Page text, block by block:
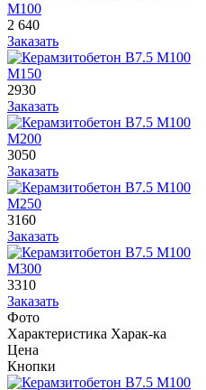
М100
2 640
Заказать
М150
2930
Заказать
М200
3050
Заказать
М250
3160
Заказать
М300
3310
Заказать
Фото
Характеристика Харак-ка
Цена
Кнопки